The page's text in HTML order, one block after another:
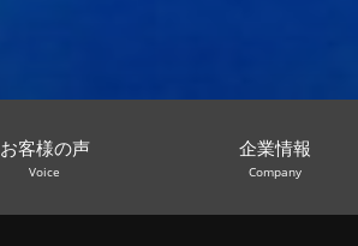
お客様の声
Voice
企業情報
Company